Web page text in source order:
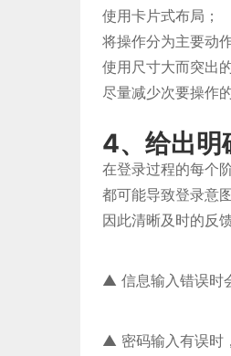
使用卡片式布局；
将操作分为主要动
使用尺寸大而突出
尽量减少次要操作
4、给出明
在登录过程的每个
都可能导致登录意
因此清晰及时的反
▲ 信息输入错误时
▲ 密码输入有误时